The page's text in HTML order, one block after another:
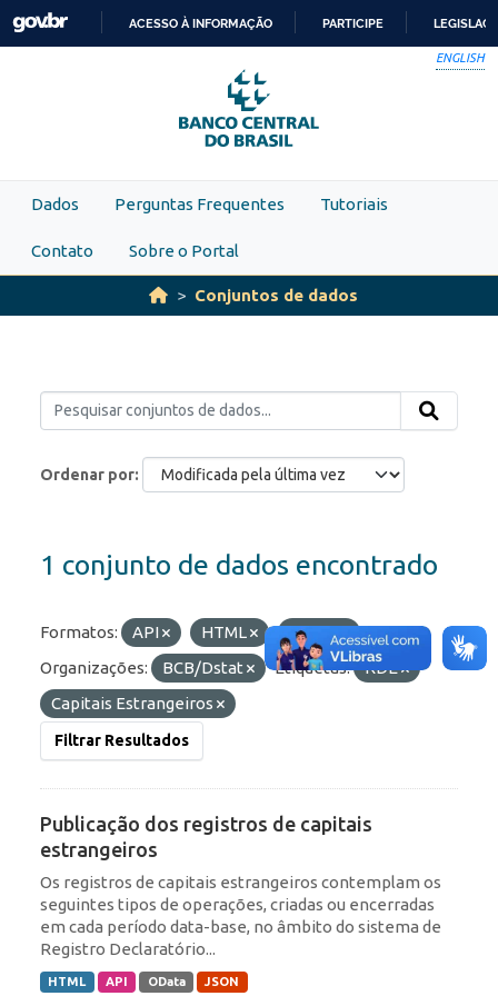
Skip to main content
PARA
O
CONTEÚDO
ACESSO À INFORMAÇÃO PARTICIPE
ENGLISH
Dados Perguntas Frequentes Tutoriais
Contato Sobre o Portal
Conjuntos de dados
Ordenar por
1 conjunto de dados encontrado
Formatos: API HTML
OData
Organizações:
BCB/Dstat Etiquetas:
RDE
Capitais Estrangeiros
Filtrar Resultados
Publicação dos registros de capitais
estrangeiros
Os registros de capitais estrangeiros contemplam os
seguintes tipos de operações, criadas ou encerradas
em cada período data-base, no âmbito do sistema de
Registro Declaratório...
HTML API OData JSON